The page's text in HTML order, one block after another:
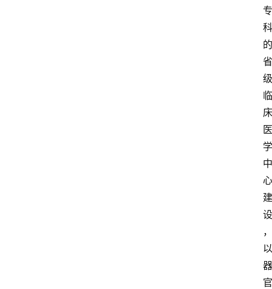
专
科
的
省
级
临
床
医
学
中
心
建
设
，
以
器
官